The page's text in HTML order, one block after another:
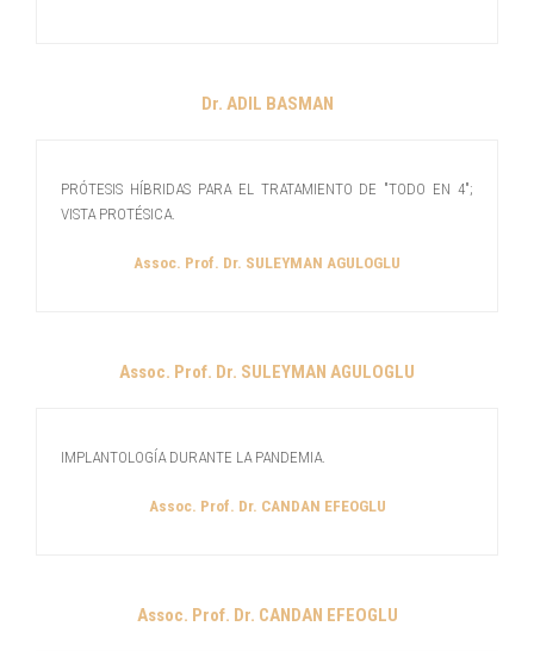
Dr. ADIL BASMAN
PRÓTESIS HÍBRIDAS PARA EL TRATAMIENTO DE "TODO EN 4";
VISTA PROTÉSICA.
Assoc. Prof. Dr. SULEYMAN AGULOGLU
Assoc. Prof. Dr. SULEYMAN AGULOGLU
IMPLANTOLOGÍA DURANTE LA PANDEMIA.
Assoc. Prof. Dr. CANDAN EFEOGLU
Assoc. Prof. Dr. CANDAN EFEOGLU